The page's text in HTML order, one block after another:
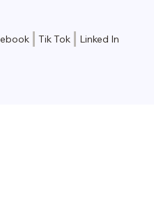
Tik Tok Linked In